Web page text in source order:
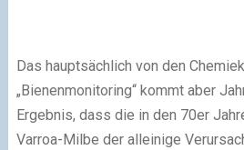
Das hauptsächlich von den
„Bienenmonitoring“ kommt aber
Ergebnis, dass die in den 70er
Varroa-Milbe der alleinige